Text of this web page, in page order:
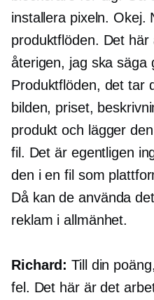
installera pixeln. Okej.
produktflöden. Det
återigen, jag ska säga
Produktflöden, det tar
bilden, priset,
produkt och lägger
fil. Det är egentligen
den i en fil som
Då kan de använda
reklam i allmänhet.
Richard: Till din
fel. Det här är det